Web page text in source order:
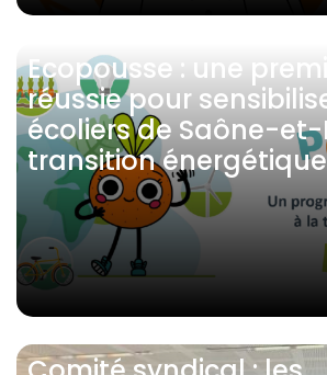
Ecopousse : une
réussie pour
écoliers de Saône-et-
transition énergétique